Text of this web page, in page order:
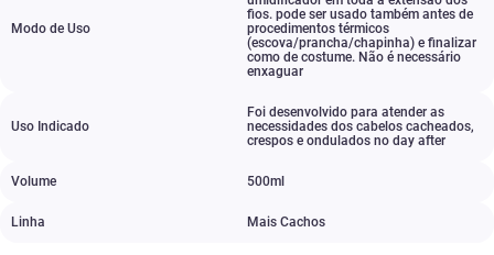
Modo de Uso
fios. pode ser usado também antes de
procedimentos térmicos
(escova/prancha/chapinha) e finalizar
como de costume. Não é necessário
enxaguar
Uso Indicado
Foi desenvolvido para atender as
necessidades dos cabelos cacheados,
crespos e ondulados no day after
Volume 500ml
Linha Mais Cachos